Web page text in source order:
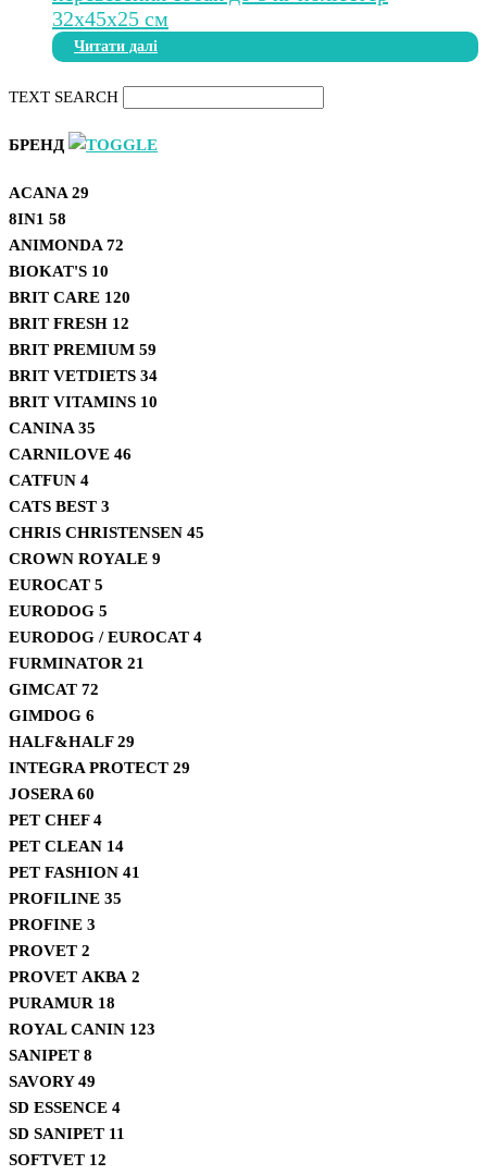
Читати далі
TEXT SEARCH
БРЕНД
ACANA 29
8IN1 58
ANIMONDA 72
BIOKAT'S 10
BRIT CARE 120
BRIT FRESH 12
BRIT PREMIUM 59
BRIT VETDIETS 34
BRIT VITAMINS 10
CANINA 35
CARNILOVE 46
CATFUN 4
CATS BEST 3
CHRIS CHRISTENSEN 45
CROWN ROYALE 9
EUROCAT 5
EURODOG 5
EURODOG / EUROCAT 4
FURMINATOR 21
GIMCAT 72
GIMDOG 6
HALF&HALF29
INTEGRA PROTECT 29
JOSERA 60
PET CHEF4
PET CLEAN 14
PET FASHION 41
PROFILINE 35
PROFINE 3
PROVET 2
PROVET АКВА 2
PURAMUR 18
ROYAL CANIN 123
SANIPET 8
SAVORY49
SD ESSENCE 4
SD SANIPET 11
SOFTVET 12